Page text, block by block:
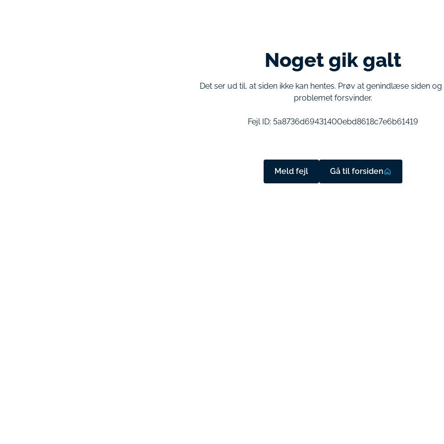
Noget gik galt
Det ser ud til, at siden ikke kan hentes. Prøv at genindlæse siden og
problemet forsvinder.
Fejl ID: 5a8736d69431400ebd8618c7e6b61419
Meld fejl Gå til forsiden